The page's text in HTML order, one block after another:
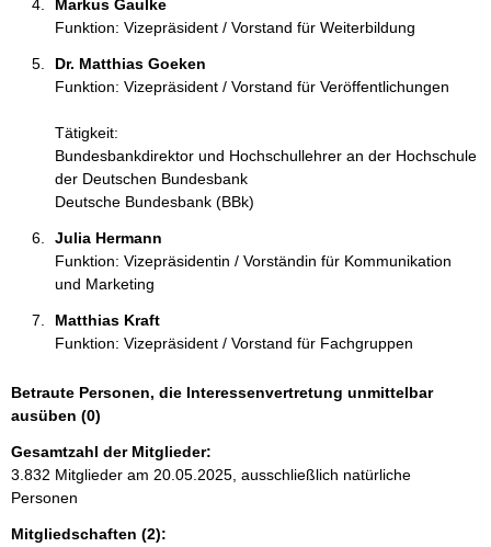
Markus Gaulke
Funktion: Vizepräsident / Vorstand für Weiterbildung
Dr. Matthias Goeken
Funktion: Vizepräsident / Vorstand für Veröffentlichungen
Tätigkeit:
Bundesbankdirektor und Hochschullehrer an der Hochschule
der Deutschen Bundesbank
Deutsche Bundesbank (BBk)
Julia Hermann
Funktion: Vizepräsidentin / Vorständin für Kommunikation
und Marketing
Matthias Kraft
Funktion: Vizepräsident / Vorstand für Fachgruppen
Betraute Personen, die Interessenvertretung unmittelbar
ausüben (0)
Gesamtzahl der Mitglieder:
3.832 Mitglieder am 20.05.2025, ausschließlich natürliche
Personen
Mitgliedschaften (2):